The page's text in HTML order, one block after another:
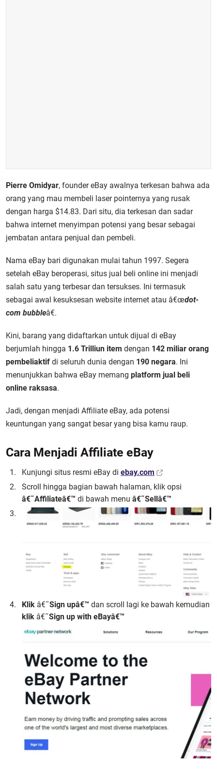
Pierre Omidyar, founder eBay awalnya terkesan bahwa ada
orang yang mau membeli laser pointernya yang rusak
dengan harga $14.83. Dari situ, dia terkesan dan sadar
bahwa internet menyimpan potensi yang besar sebagai
jembatan antara penjual dan pembeli.
Nama eBay bari digunakan mulai tahun 1997. Segera
setelah eBay beroperasi, situs jual beli online ini menjadi
salah satu yang terbesar dan tersukses. Ini termasuk
sebagai awal kesuksesan website internet atau â€œdot-
com bubbleâ€.
Kini, barang yang didaftarkan untuk dijual di eBay
berjumlah hingga 1.6 Trilliun item dengan 142 miliar orang
pembeliaktif di seluruh dunia dengan 190 negara. Ini
menunjukkan bahwa eBay memang platform jual beli
online raksasa.
Jadi, dengan menjadi Affiliate eBay, ada potensi
keuntungan yang sangat besar yang bisa kamu raup.
Cara Menjadi Affiliate eBay
Kunjungi situs resmi eBay di ebay.com
Scroll hingga bagian bawah halaman, klik opsi
â€˜Affiliateâ€™ di bawah menu â€˜Sellâ€™
Klik â€˜Sign upâ€™ dan scroll lagi ke bawah kemudian
klik â€˜Sign up with eBayâ€™